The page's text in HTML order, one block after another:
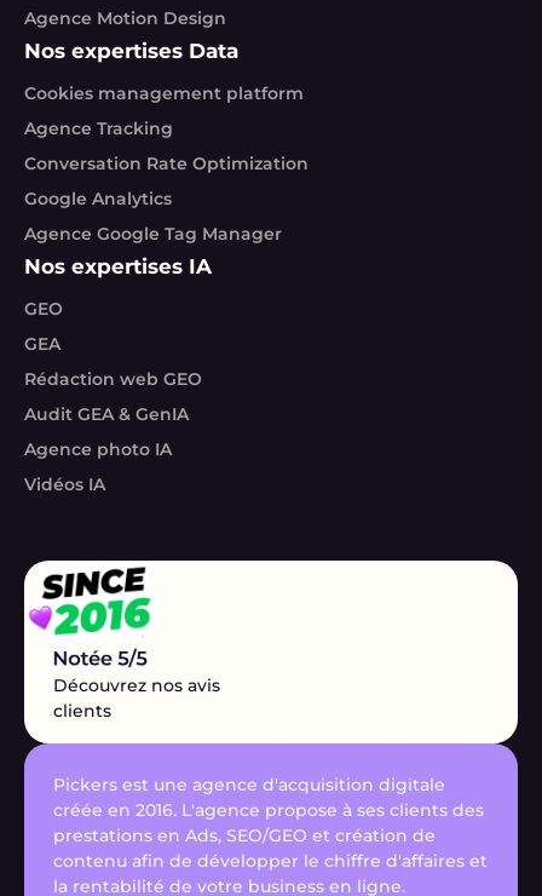
Agence Motion Design
Nos expertises Data
Cookies management platform
Agence Tracking
Conversation Rate Optimization
Google Analytics
Agence Google Tag Manager
Nos expertises IA
GEO
GEA
Rédaction web GEO
Audit GEA & GenIA
Agence photo IA
Vidéos IA
Découvrez nos avis
clients
Pickers est une agence d'acquisition digitale
créée en 2016. L'agence propose à ses clients des
prestations en Ads, SEO/GEO et création de
contenu afin de développer le chiffre d'affaires et
la rentabilité de votre business en ligne.